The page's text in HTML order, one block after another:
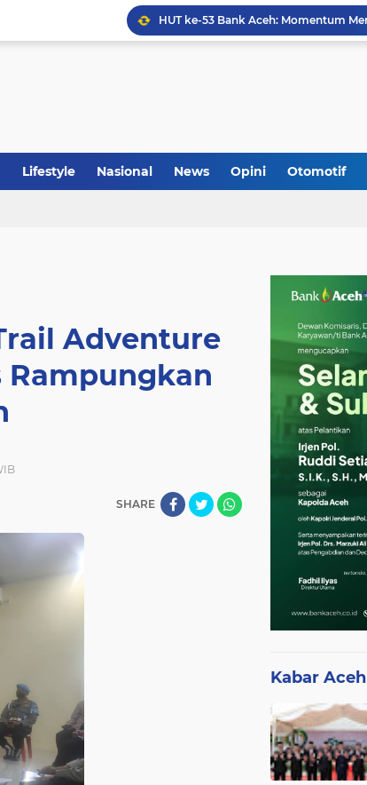
Lifestyle Nasional News Opini Otomotif
Adventure
Rampungkan
SHARE
Kabar Aceh